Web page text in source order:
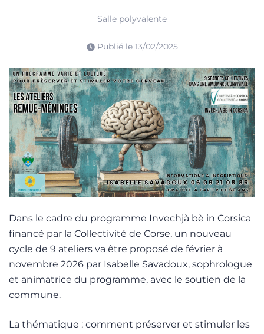
Salle polyvalente
Publié le 13/02/2025
Dans le cadre du programme Invechjà bè in Corsica
financé par la Collectivité de Corse, un nouveau
cycle de 9 ateliers va être proposé de février à
novembre 2026 par Isabelle Savadoux, sophrologue
et animatrice du programme, avec le soutien de la
commune.
La thématique : comment préserver et stimuler les